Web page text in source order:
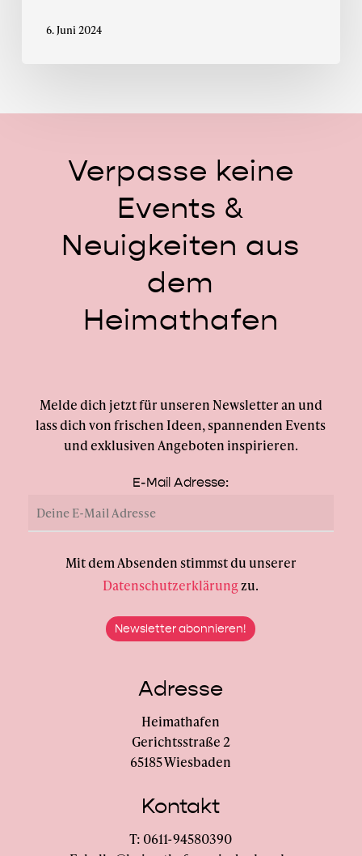
6. Juni 2024
Verpasse keine
Events &
Neuigkeiten aus
dem
Heimathafen
Melde dich jetzt für unseren Newsletter an und
lass dich von frischen Ideen, spannenden Events
und exklusiven Angeboten inspirieren.
E-Mail Adresse:
Mit dem Absenden stimmst du unserer
Datenschutzerklärungzu.
Adresse
Heimathafen
Gerichtsstraße 2
65185 Wiesbaden
Kontakt
T: 0611-94580390